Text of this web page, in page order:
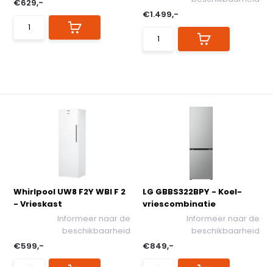
€629,-
€1.499,-
Whirlpool UW8 F2Y WBI F 2
- Vrieskast
Informeer naar de
beschikbaarheid
€599,-
LG GBBS322BPY - Koel-
vriescombinatie
Informeer naar de
beschikbaarheid
€849,-